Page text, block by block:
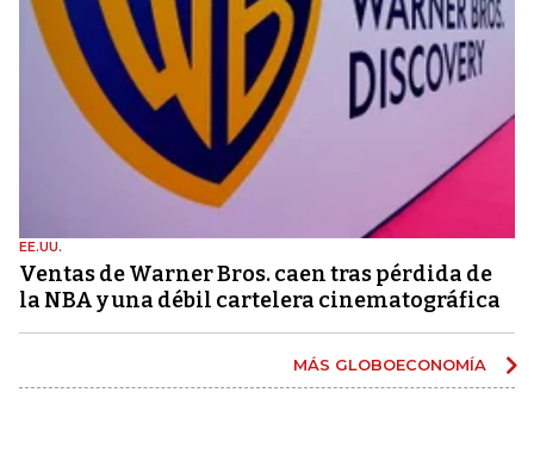
EE.UU.
Ventas de Warner Bros. caen tras pérdida de
la NBA y una débil cartelera cinematográfica
MÁS GLOBOECONOMÍA